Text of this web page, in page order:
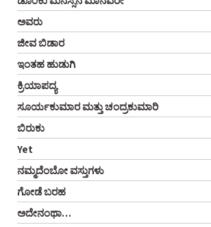
ಅವರು
ಜೀವ ಬಿಡಾರ
ಇಂತಹ ಹುಡುಗಿ
ಕ್ರಿಯಾಪದ್ಯ
ಸೂರ್ಯಕುಮಾರ ಮತ್ತು ಚಂದ್ರಕುಮಾರಿ
ಬಿರುಕು
Yet
ನಮ್ಮದೆಂಬೋ ವಸ್ತುಗಳು
ಗೋಡೆ ಬರಹ
ಅದೇನಂಥಾ…